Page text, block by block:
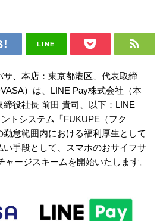
LINE
、本店：東京都港区、代表取締
）は、LINE Pay株式会社（本
役社長 前田 貴司、以下：LINE
トシステム「FUKUPE（フク
怠範囲内における福利厚生として
手段として、スマホのおサイフサ
ャージスキームを開始いたします。